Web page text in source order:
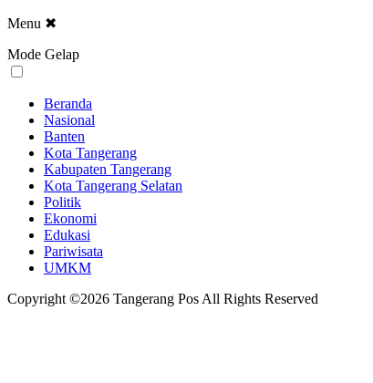
Menu ✖
Mode Gelap
Beranda
Nasional
Banten
Kota Tangerang
Kabupaten Tangerang
Kota Tangerang Selatan
Politik
Ekonomi
Edukasi
Pariwisata
UMKM
Copyright ©2026 Tangerang Pos All Rights Reserved